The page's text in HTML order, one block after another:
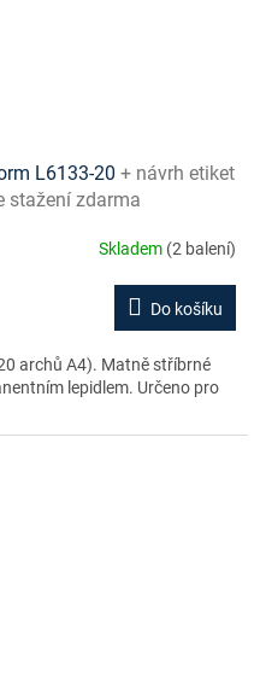
L6133-20 + návrh etiket
stažení zdarma
Skladem (2 balení)
Do košíku
archů A4). Matně stříbrné
lepidlem. Určeno pro